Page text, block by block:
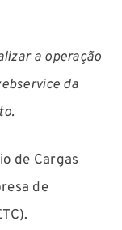
a operação
da
de Cargas
de